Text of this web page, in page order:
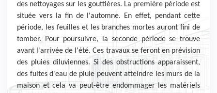
des nettoyages sur les gouttières. La première période est
située vers la fin de l'automne. En effet, pendant cette
période, les feuilles et les branches mortes auront fini de
tomber. Pour poursuivre, la seconde période se trouve
avant l'arrivée de l'été. Ces travaux se feront en prévision
des pluies diluviennes. Si des obstructions apparaissent,
des fuites d'eau de pluie peuvent atteindre les murs de la
maison et cela va peut-être endommager les matériels